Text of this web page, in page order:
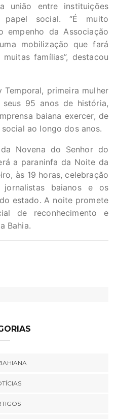
união entre instituições
papel social. “É muito
da Associação
mobilização que fará
famílias”, destacou
Temporal, primeira mulher
95 anos de história,
baiana exercer, de
ao longo dos anos.
Novena do Senhor do
a paraninfa da Noite da
às 19 horas, celebração
baianos e os
estado. A noite promete
de reconhecimento e
Bahia.